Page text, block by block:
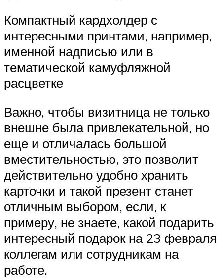
Компактный кардхолдер с
интересными принтами, например,
именной надписью или в
тематической камуфляжной
расцветке
Важно, чтобы визитница не только
внешне была привлекательной, но
еще и отличалась большой
вместительностью, это позволит
действительно удобно хранить
карточки и такой презент станет
отличным выбором, если, к
примеру, не знаете, какой подарить
интересный подарок на 23 февраля
коллегам или сотрудникам на
работе.